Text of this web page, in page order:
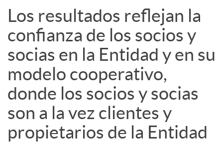
s
Los resultados reflejan la
confianza de los socios y
socias en la Entidad y en su
modelo cooperativo,
donde los socios y socias
son a la vez clientes y
propietarios de la Entidad